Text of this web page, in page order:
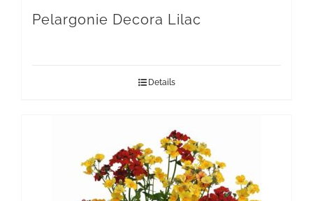
Pelargonie Decora Lilac
Details